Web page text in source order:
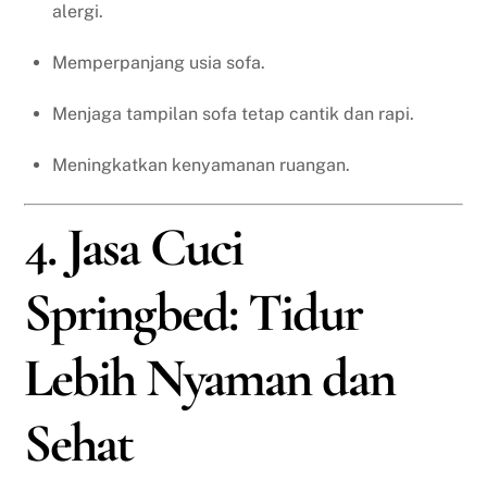
alergi.
Memperpanjang usia sofa.
Menjaga tampilan sofa tetap cantik dan rapi.
Meningkatkan kenyamanan ruangan.
4. Jasa Cuci
Springbed: Tidur
Lebih Nyaman dan
Sehat